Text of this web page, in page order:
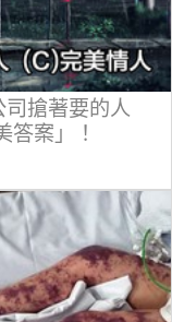
司搶著要的人
答案」！